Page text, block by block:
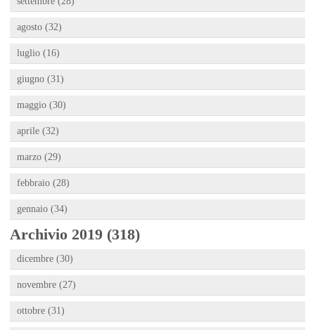
agosto (32)
luglio (16)
giugno (31)
maggio (30)
aprile (32)
marzo (29)
febbraio (28)
gennaio (34)
Archivio 2019 (318)
dicembre (30)
novembre (27)
ottobre (31)